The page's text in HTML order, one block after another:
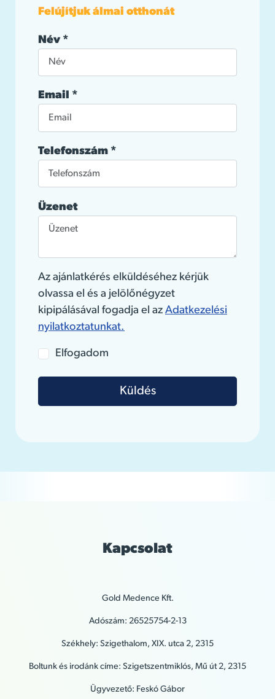
Felújítjuk álmai otthonát
Név*
Email *
Telefonszám*
Üzenet
Az ajánlatkérés elküldéséhez kérjük
olvassa el és a jelölőnégyzet
kipipálásával fogadja el az Adatkezelési
nyilatkoztatunkat.
Elfogadom
Küldés
Kapcsolat
Gold Medence Kft.
Adószám: 26525754-2-13
Székhely: Szigethalom, XIX. utca 2, 2315
Boltunk és irodánk címe: Szigetszentmiklós, Mű út 2, 2315
Ügyvezető: Feskó Gábor